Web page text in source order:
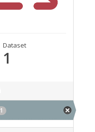
Dataset
1
1